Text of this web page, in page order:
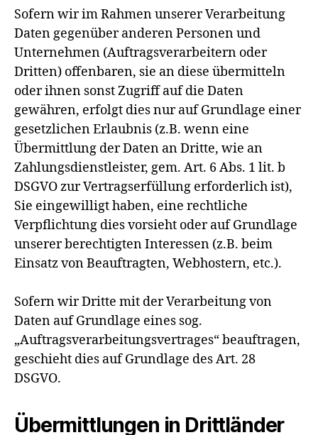
Sofern wir im Rahmen unserer Verarbeitung
Daten gegenüber anderen Personen und
Unternehmen (Auftragsverarbeitern oder
Dritten) offenbaren, sie an diese übermitteln
oder ihnen sonst Zugriff auf die Daten
gewähren, erfolgt dies nur auf Grundlage einer
gesetzlichen Erlaubnis (z.B. wenn eine
Übermittlung der Daten an Dritte, wie an
Zahlungsdienstleister, gem. Art. 6 Abs. 1 lit. b
DSGVO zur Vertragserfüllung erforderlich ist),
Sie eingewilligt haben, eine rechtliche
Verpflichtung dies vorsieht oder auf Grundlage
unserer berechtigten Interessen (z.B. beim
Einsatz von Beauftragten, Webhostern, etc.).
Sofern wir Dritte mit der Verarbeitung von
Daten auf Grundlage eines sog.
„Auftragsverarbeitungsvertrages“ beauftragen,
geschieht dies auf Grundlage des Art. 28
DSGVO.
Übermittlungen in Drittländer